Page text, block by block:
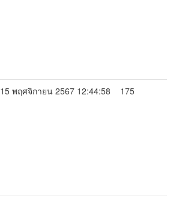
15 พฤศจิกายน 2567 12:44:58 175